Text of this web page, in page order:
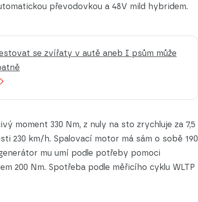
převodovkou a 48V mild hybridem.
se zvířaty v autě aneb I psům může
moment 330 Nm, z nuly na sto zrychluje za 7,5
230 km/h. Spalovací motor má sám o sobě 190
mu umí podle potřeby pomoci
200 Nm. Spotřeba podle měřicího cyklu WLTP